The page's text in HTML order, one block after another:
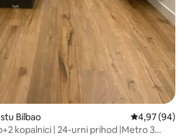
Bilbao Povprečna
4,97 (94)
kopalnici | 24-urni prihod |Metro 3